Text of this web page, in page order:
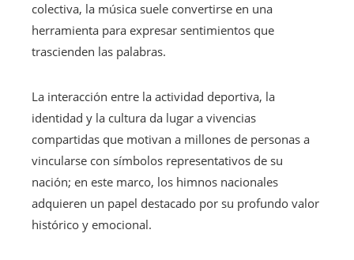
colectiva, la música suele convertirse en una
herramienta para expresar sentimientos que
trascienden las palabras.
La interacción entre la actividad deportiva, la
identidad y la cultura da lugar a vivencias
compartidas que motivan a millones de personas a
vincularse con símbolos representativos de su
nación; en este marco, los himnos nacionales
adquieren un papel destacado por su profundo valor
histórico y emocional.